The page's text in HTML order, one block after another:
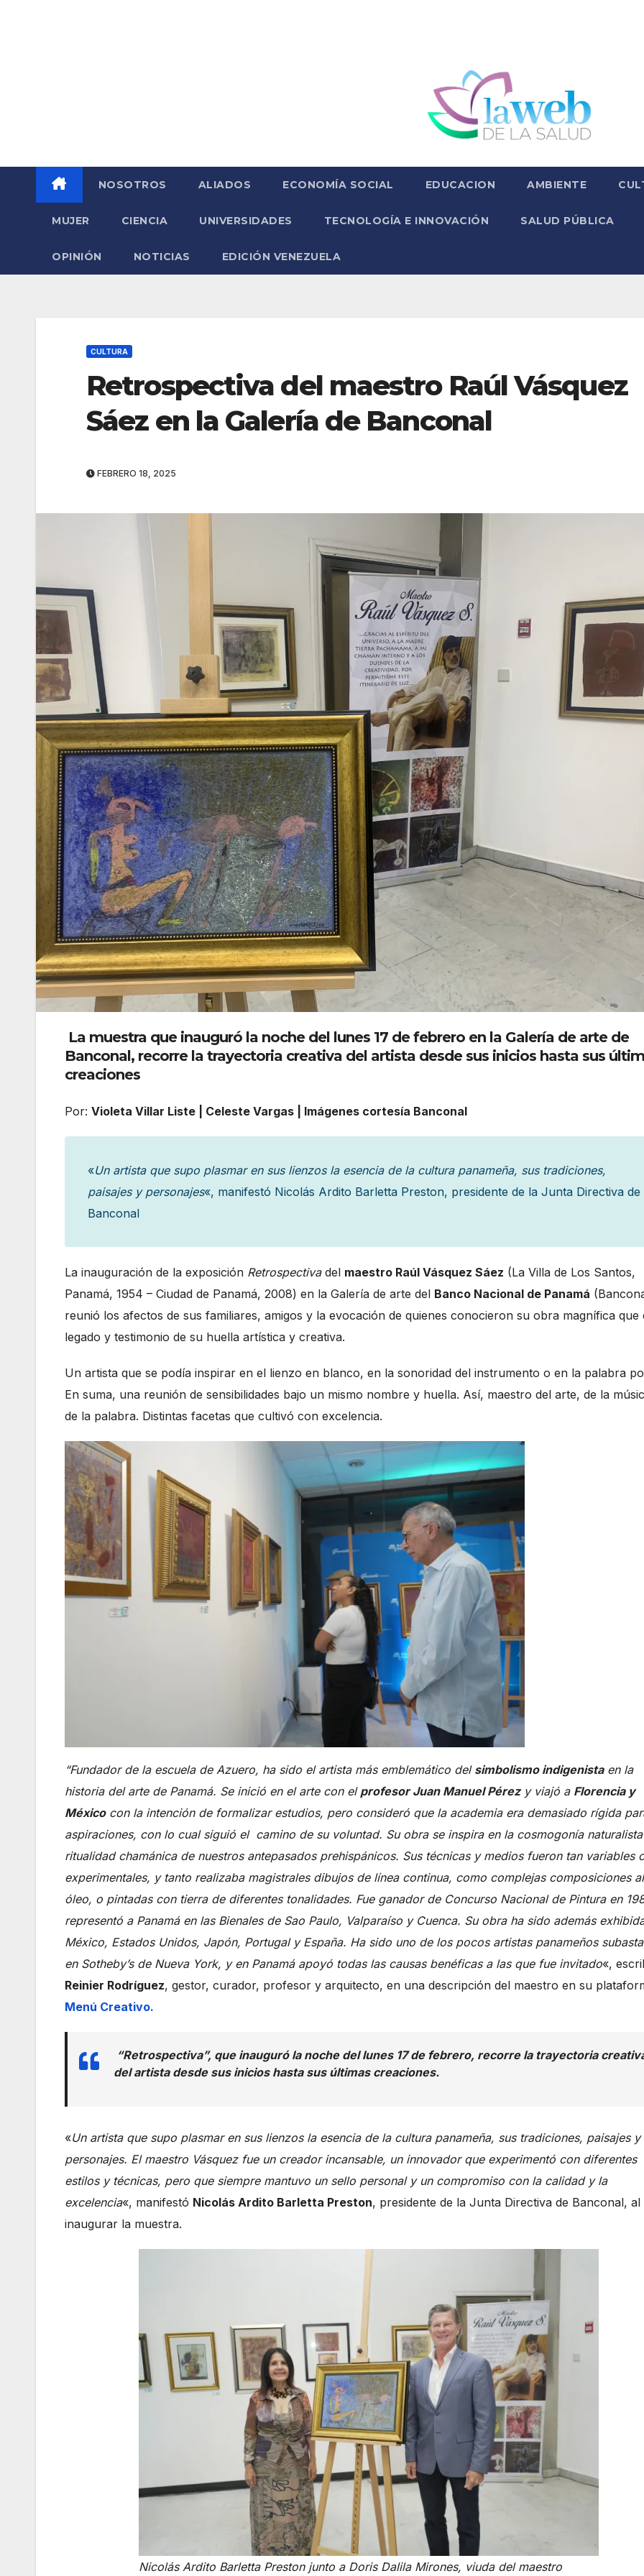
NOSOTROS ALIADOS ECONOMÍA SOCIAL EDUCACION AMBIENTE
MUJER CIENCIA UNIVERSIDADES TECNOLOGÍA E INNOVACIÓN SALUD PÚBLICA
OPINIÓN NOTICIAS EDICIÓN VENEZUELA
CULTURA
Retrospectiva del maestro Raúl Vásquez
Sáez en la Galería de Banconal
FEBRERO 18, 2025
La muestra que inauguró la noche del lunes 17 de febrero en la Galería de arte de
Banconal, recorre la trayectoria creativa del artista desde sus inicios hasta sus
creaciones
Por: Violeta Villar Liste | Celeste Vargas | Imágenes cortesía Banconal
«Un artista que supo plasmar en sus lienzos la esencia de la cultura panameña, sus tradiciones,
paisajes y personajes«, manifestó Nicolás Ardito Barletta Preston, presidente de la Junta Directiva de
Banconal
La inauguración de la exposición Retrospectivadel maestro Raúl Vásquez Sáez (La Villa de Los Santos,
Panamá, 1954 – Ciudad de Panamá, 2008) en la Galería de arte del Banco Nacional de Panamá
reunió los afectos de sus familiares, amigos y la evocación de quienes conocieron su obra magnífica que
legado y testimonio de su huella artística y creativa.
Un artista que se podía inspirar en el lienzo en blanco, en la sonoridad del instrumento o en la palabra
En suma, una reunión de sensibilidades bajo un mismo nombre y huella. Así, maestro del arte, de la
de la palabra. Distintas facetas que cultivó con excelencia.
“Fundador de la escuela de Azuero, ha sido el artista más emblemático del simbolismo indigenistaen la
historia del arte de Panamá. Se inició en el arte con el profesor Juan Manuel Pérezy viajó a Florencia y
Méxicocon la intención de formalizar estudios, pero consideró que la academia era demasiado rígida
aspiraciones, con lo cual siguió el camino de su voluntad. Su obra se inspira en la cosmogonía
ritualidad chamánica de nuestros antepasados prehispánicos. Sus técnicas y medios fueron tan variables
experimentales, y tanto realizaba magistrales dibujos de línea continua, como complejas composiciones al
óleo, o pintadas con tierra de diferentes tonalidades. Fue ganador de Concurso Nacional de Pintura en
representó a Panamá en las Bienales de Sao Paulo, Valparaíso y Cuenca. Su obra ha sido además
México, Estados Unidos, Japón, Portugal y España. Ha sido uno de los pocos artistas panameños
en Sotheby’s de Nueva York, y en Panamá apoyó todas las causas benéficas a las que fue invitado«,
Reinier Rodríguez, gestor, curador, profesor y arquitecto, en una descripción del maestro en su
Menú Creativo.
“Retrospectiva”, que inauguró la noche del lunes 17 de febrero, recorre la trayectoria
del artista desde sus inicios hasta sus últimas creaciones.
«Un artista que supo plasmar en sus lienzos la esencia de la cultura panameña, sus tradiciones, paisajes y
personajes. El maestro Vásquez fue un creador incansable, un innovador que experimentó con diferentes
estilos y técnicas, pero que siempre mantuvo un sello personal y un compromiso con la calidad y la
excelencia«, manifestó Nicolás Ardito Barletta Preston, presidente de la Junta Directiva de Banconal, al
inaugurar la muestra.
Nicolás Ardito Barletta Preston junto a Doris Dalila Mirones, viuda del maestro